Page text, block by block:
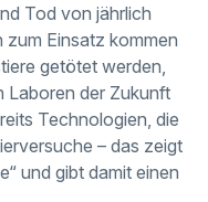
Tod von jährlich
zum Einsatz kommen
getötet werden,
Laboren der Zukunft
Technologien, die
– das zeigt
und gibt damit einen